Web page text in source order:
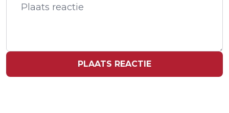
PLAATS REACTIE